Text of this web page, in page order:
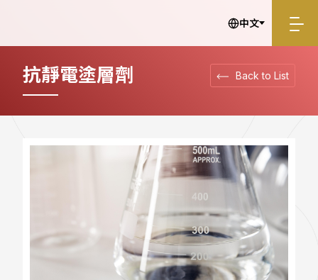
中文
Back to List
抗靜電塗層劑